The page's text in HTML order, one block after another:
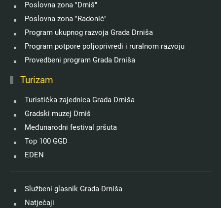
Poslovna zona "Drniš"
Poslovna zona "Radonić"
Program ukupnog razvoja Grada Drniša
Program potpore poljoprivredi i ruralnom razvoju
Provedbeni program Grada Drniša
Turizam
Turistička zajednica Grada Drniša
Gradski muzej Drniš
Međunarodni festival pršuta
Top 100 GGD
EDEN
Službeni glasnik Grada Drniša
Natječaji